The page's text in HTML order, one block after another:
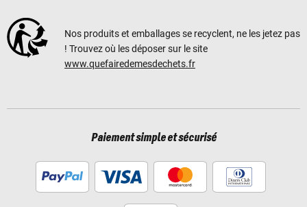
Nos produits et emballages se recyclent, ne les jetez pas
! Trouvez où les déposer sur le site
www.quefairedemesdechets.fr
Paiement simple et sécurisé